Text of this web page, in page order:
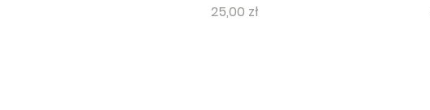
Cena
25,00 zł